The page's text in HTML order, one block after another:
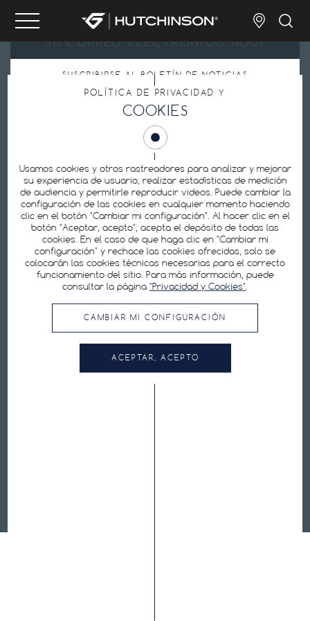
SUSCRIBIRSE AL BOLETÍN DE NOTICIAS
Al enviar mi dirección de correo electrónico, acepto
Política de privacidad.
Configuración de cookies
Hutchinson es uno de los principales fabricantes mundiales de cubiertas para
bicicletas: cubiertas tubeless, cubiertas para e-bike, cubiertas de carretera,
cubiertas de MTB, cámaras de aire, equipos de reparación, kits de protección
antipinchazos.
SÍGUENOS
PRESIÓN RECOMENDADA
POLÍTICA DE PRIVACIDAD Y
COOKIES
Usamos cookies y otros rastreadores para analizar y mejorar
su experiencia de usuario, realizar estadísticas de medición
de audiencia y permitirle reproducir videos. Puede cambiar la
configuración de las cookies en cualquier momento haciendo
clic en el botón "Cambiar mi configuración". Al hacer clic en el
botón "Aceptar, acepto", acepta el depósito de todas las
cookies. En el caso de que haga clic en "Cambiar mi
configuración" y rechace las cookies ofrecidas, solo se
colocarán las cookies técnicas necesarias para el correcto
funcionamiento del sitio. Para más información, puede
consultar la página "Privacidad y Cookies"
CAMBIAR MI CONFIGURACIÓN
ACEPTAR, ACEPTO